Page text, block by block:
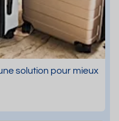
solution pour mieux